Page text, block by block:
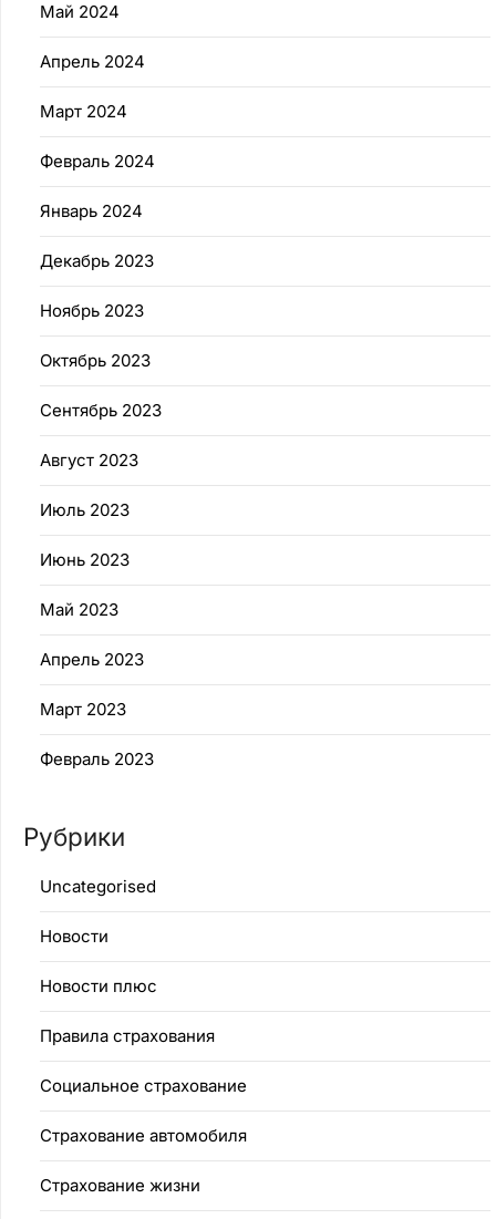
Май 2024
Апрель 2024
Март 2024
Февраль 2024
Январь 2024
Декабрь 2023
Ноябрь 2023
Октябрь 2023
Сентябрь 2023
Август 2023
Июль 2023
Июнь 2023
Май 2023
Апрель 2023
Март 2023
Февраль 2023
Рубрики
Uncategorised
Новости
Новости плюс
Правила страхования
Социальное страхование
Страхование автомобиля
Страхование жизни